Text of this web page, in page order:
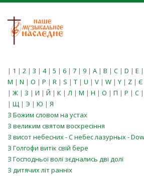
| 1 | 2 | 3 | 4 | 5 | 6 | 7 | 9 | A | B | C | D | E |
M | N | O | P | R | S | T | U | V | W | Y | Z | Є
| Ж | З | И | Й | К | Л | М | Н | О | П | Р | С |
| Щ | Э | Ю | Я
З Божим словом на устах
З великим святом воскресіння
З висот небесних - С небес лазурных -
З Голгофи витік свій бере
З Господньої волі зєднались дві долі
З дитячих літ ранніх